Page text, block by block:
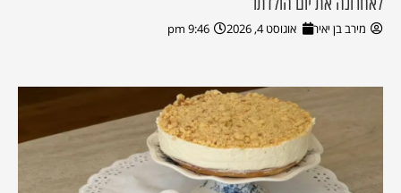
מירב בן יאיר אוגוסט 4, 2026 9:46 pm